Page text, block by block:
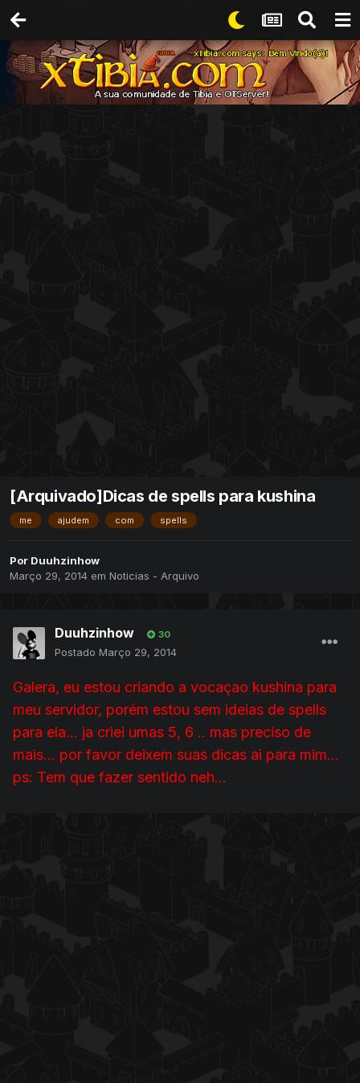
[Arquivado]Dicas de spells para kushina
me ajudem com spells
Por Duuhzinhow
Março 29, 2014 em Noticias - Arquivo
Duuhzinhow 30
Postado Março 29, 2014
Galera, eu estou criando a vocaçao kushina para
meu servidor, porém estou sem ideias de spells
para ela... ja criei umas 5, 6 .. mas preciso de
mais... por favor deixem suas dicas ai para mim...
ps: Tem que fazer sentido neh...